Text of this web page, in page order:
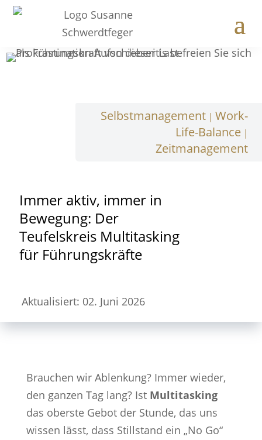
Selbstmanagement | Work-
Life-Balance |
Zeitmanagement
Immer aktiv, immer in
Bewegung: Der
Teufelskreis Multitasking
für Führungskräfte
Aktualisiert: 02. Juni 2026
Brauchen wir Ablenkung? Immer wieder,
den ganzen Tag lang? Ist Multitasking
das oberste Gebot der Stunde, das uns
wissen lässt, dass Stillstand ein „No Go“